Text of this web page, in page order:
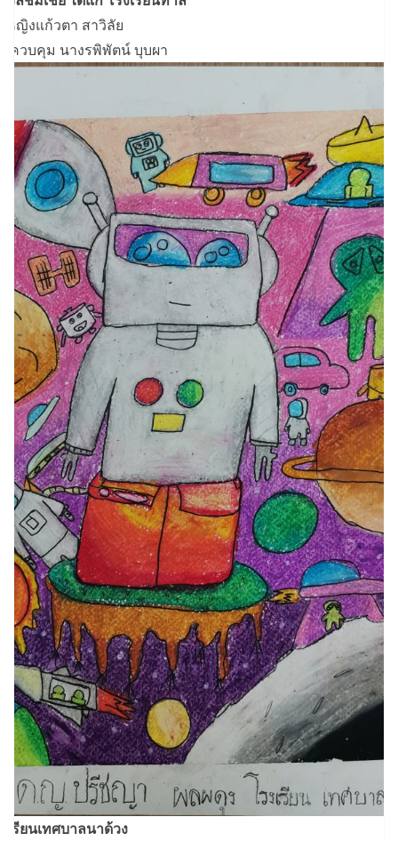
หญิงแก้วตา สาวิลัย
ควบคุม นางรพิพัตน์ บุบผา
เรียนเทศบาลนาด้วง